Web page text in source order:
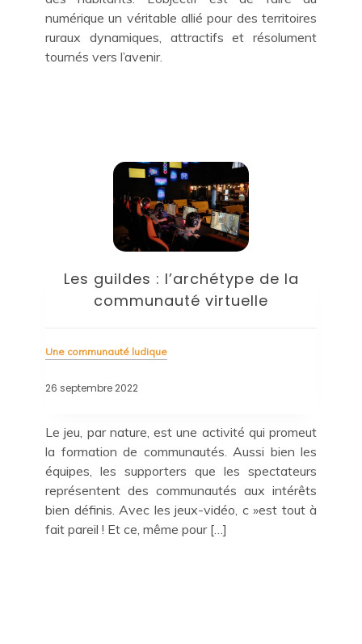
numérique un véritable allié pour des territoires
ruraux dynamiques, attractifs et résolument
tournés vers l’avenir.
qui promeut
bien les
spectateurs
aux intérêts
c »est tout à
Mode et communautés
Une communauté ludique
– une activité qui tisse
matériaux associés à l’habillement du
Comment l’activité liée à la mode pourrait […]